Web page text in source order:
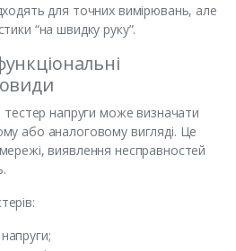
для точних вимірювань, але
“на швидку руку”.
тестер напруги може визначати
або аналоговому вигляді. Це
виявлення несправностей